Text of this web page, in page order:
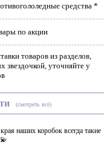
средства *
по акции
товаров из разделов,
звездочкой, уточняйте у
(смотреть всё)
наших коробок всегда такие